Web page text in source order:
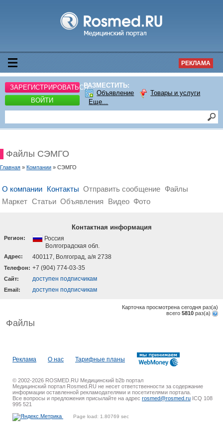
РЕКЛАМА
ЗАРЕГИСТРИРОВАТЬСЯ
ВОЙТИ
РАЗМЕСТИТЬ:
Объявление
Товары и услуги
Еще...
Файлы СЭМГО
Главная » Компании » СЭМГО
О компании Контакты Отправить сообщение Файлы
Маркет Статьи Объявления Видео Фото
Контактная информация
Регион:
Россия
Волгоградская обл.
Адрес: 400117, Волгоград, а/я 2738
Телефон: +7 (904) 774-03-35
Cайт: доступен подписчикам
Email: доступен подписчикам
Карточка просмотрена сегодня раз(a)
всего 5810 раз(a)
Файлы
Реклама О нас Тарифные планы
© 2002-2026 ROSMED.RU Медицинский b2b портал
Медицинский портал Rosmed.RU не несет ответственности за содержание
информации оставленной рекламодателями и посетителями портала.
Все вопросы и предложения присылайте на адрес rosmed@rosmed.ru ICQ 108
995 521
Page load: 1.80769 sec